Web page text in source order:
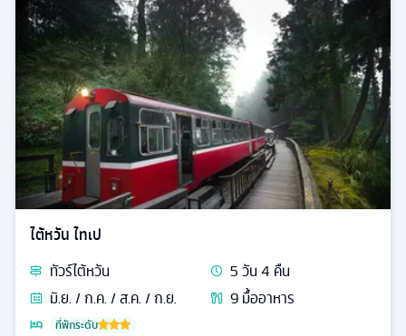
ไต้หวัน ไทเป
ทัวร์ไต้หวัน 5วัน4 คืน
มิ.ย. / ก.ค. / ส.ค. / ก.ย.
9มื้ออาหาร
ที่พักระดับ